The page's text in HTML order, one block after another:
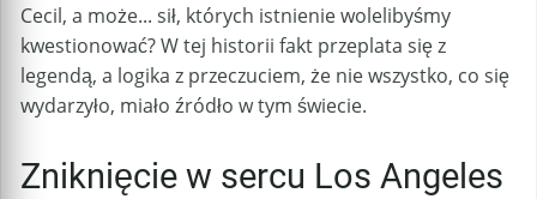
Cecil, a może... sił, których istnienie wolelibyśmy
kwestionować? W tej historii fakt przeplata się z
legendą, a logika z przeczuciem, że nie wszystko, co się
wydarzyło, miało źródło w tym świecie.
Zniknięcie w sercu Los Angeles